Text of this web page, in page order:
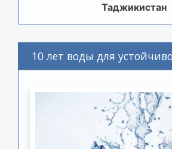
Таджикистан
10 лет воды для